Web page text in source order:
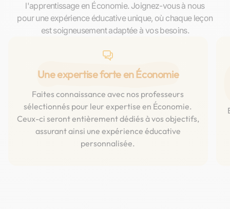
l'apprentissage en Économie. Joignez-vous à nous
pour une expérience éducative unique, où chaque leçon
est soigneusement adaptée à vos besoins.
Une expertise forte en Économie
Faites connaissance avec nos professeurs
sélectionnés pour leur expertise en Économie.
Ceux-ci seront entièrement dédiés à vos objectifs,
assurant ainsi une expérience éducative
personnalisée.